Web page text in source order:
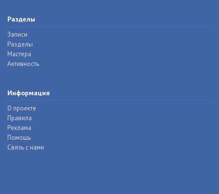
Разделы
Записи
Разделы
Мастера
Активность
Информация
О проекте
Правила
Реклама
Помощь
Связь с нами